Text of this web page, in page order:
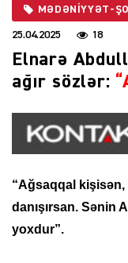
MƏDƏNIYYƏT-
25.04.2025 18
Elnarə
ağır sözlər:
“Ağsaqqal kişisən,
danışırsan. Sənin
yoxdur”.